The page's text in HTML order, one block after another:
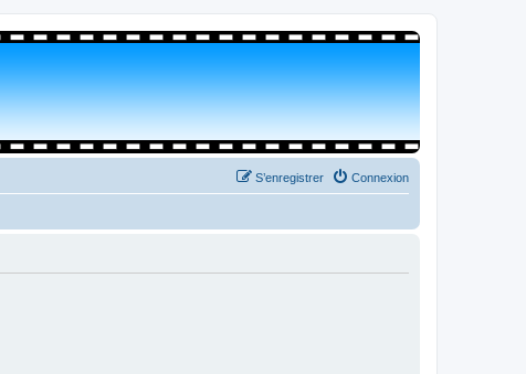
Connexion
S’enregistrer